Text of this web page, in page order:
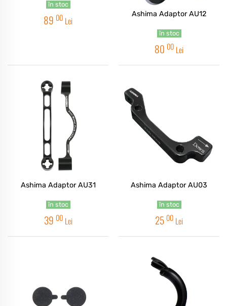
în stoc
89 00 Lei
Ashima Adaptor AU12
în stoc
80 00 Lei
Ashima Adaptor AU31
în stoc
39 00 Lei
Ashima Adaptor AU03
în stoc
25 00 Lei